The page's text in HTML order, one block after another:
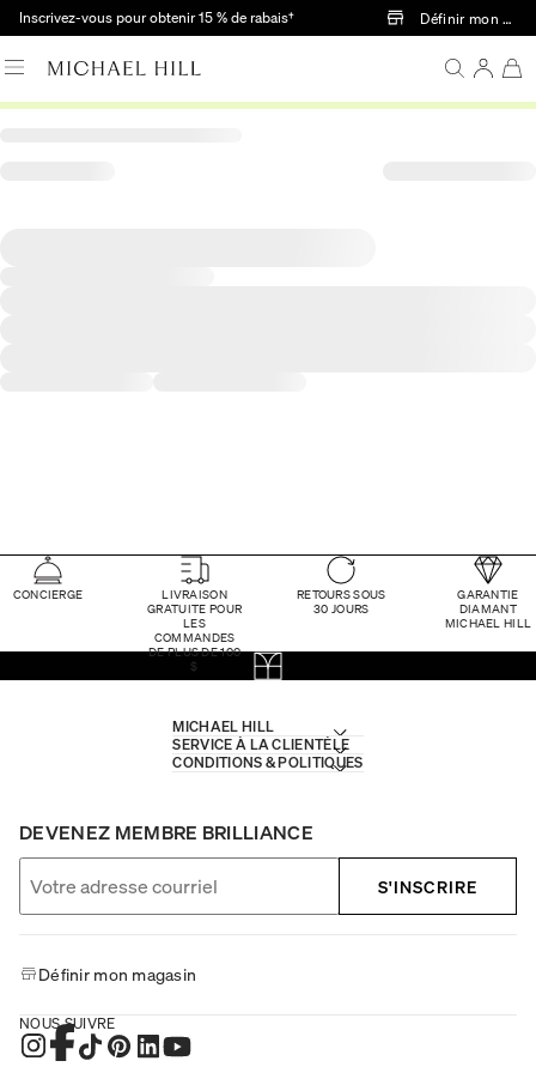
Passer au contenu principal
Inscrivez-vous pour obtenir 15 % de rabais† Définir mon
CONCIERGE
LIVRAISON
GRATUITE POUR
LES
COMMANDES
DE PLUS DE 100
$
RETOURS SOUS
30 JOURS
GARANTIE
DIAMANT
MICHAEL HILL
MICHAEL HILL
SERVICE À LA CLIENTÈLE
CONDITIONS & POLITIQUES
DEVENEZ MEMBRE BRILLIANCE
S'INSCRIRE
Définir mon magasin
NOUS SUIVRE